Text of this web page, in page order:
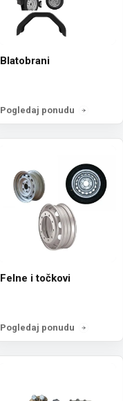
Blatobrani
Pogledaj ponudu
Felne i točkovi
Pogledaj ponudu